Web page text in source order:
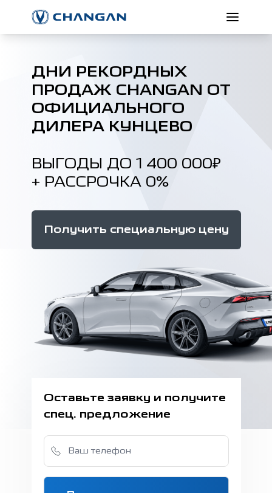
ДНИ РЕКОРДНЫХ
ПРОДАЖ CHANGAN ОТ
ОФИЦИАЛЬНОГО
ДИЛЕРА КУНЦЕВО
ВЫГОДЫ ДО 1 400 000₽
+ РАССРОЧКА 0%
Получить специальную цену
Оставьте заявку и получите
спец. предложение
Ваш телефон